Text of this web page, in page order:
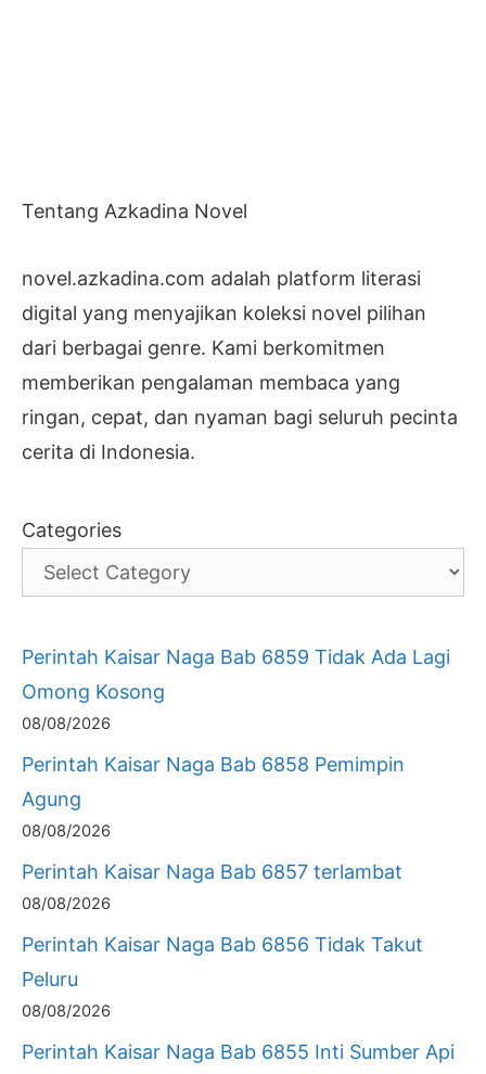
Tentang Azkadina Novel
novel.azkadina.com adalah platform literasi
digital yang menyajikan koleksi novel pilihan
dari berbagai genre. Kami berkomitmen
memberikan pengalaman membaca yang
ringan, cepat, dan nyaman bagi seluruh pecinta
cerita di Indonesia.
Categories
Perintah Kaisar Naga Bab 6859 Tidak Ada Lagi
Omong Kosong
08/08/2026
Perintah Kaisar Naga Bab 6858 Pemimpin
Agung
08/08/2026
Perintah Kaisar Naga Bab 6857 terlambat
08/08/2026
Perintah Kaisar Naga Bab 6856 Tidak Takut
Peluru
08/08/2026
Perintah Kaisar Naga Bab 6855 Inti Sumber Api